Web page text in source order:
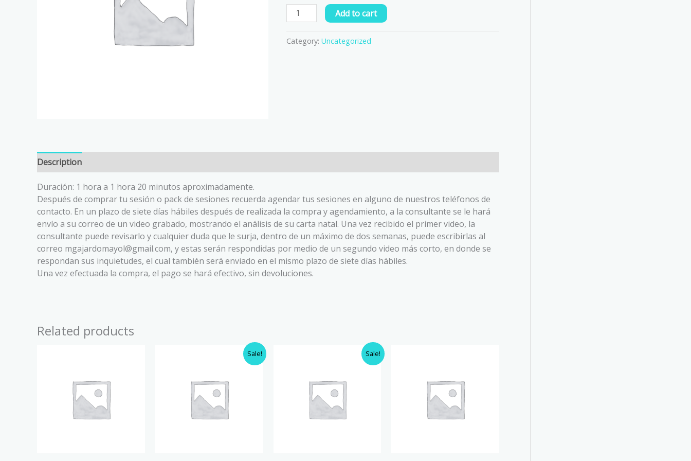
Add to cart
Category:Uncategorized
Description
Duración: 1 hora a 1 hora 20 minutos aproximadamente.
Después de comprar tu sesión o pack de sesiones recuerda agendar tus sesiones en alguno de nuestros teléfonos de
contacto. En un plazo de siete días hábiles después de realizada la compra y agendamiento, a la consultante se le hará
envío a su correo de un video grabado, mostrando el análisis de su carta natal. Una vez recibido el primer video, la
consultante puede revisarlo y cualquier duda que le surja, dentro de un máximo de dos semanas, puede escribirlas al
correo mgajardomayol@gmail.com, y estas serán respondidas por medio de un segundo video más corto, en donde se
respondan sus inquietudes, el cual también será enviado en el mismo plazo de siete días hábiles.
Una vez efectuada la compra, el pago se hará efectivo, sin devoluciones.
Related products
$40.00
Sale! Sale!